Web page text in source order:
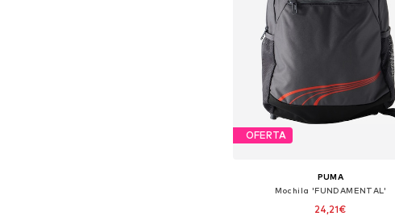
OFERTA
PUMA
Mochila 'FUNDAMENTAL'
24,21€